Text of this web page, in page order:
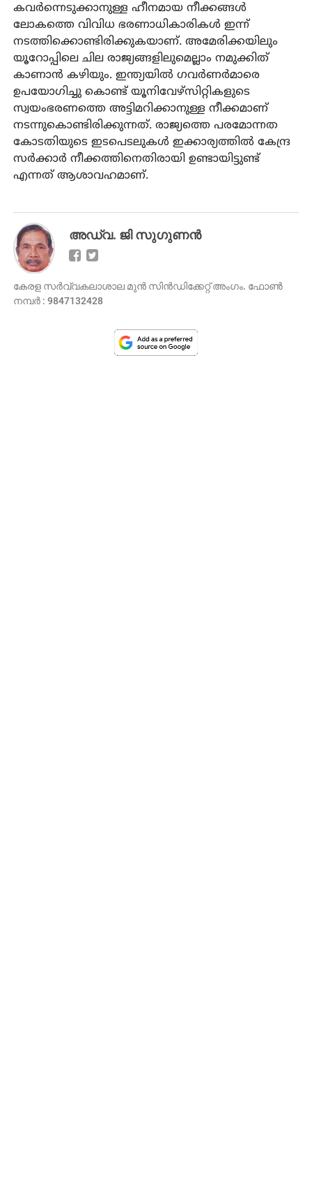
കവര്‍ന്നെടുക്കാനുള്ള ഹീനമായ നീക്കങ്ങള്‍
ലോകത്തെ വിവിധ ഭരണാധികാരികള്‍ ഇന്ന്
നടത്തിക്കൊണ്ടിരിക്കുകയാണ്. അമേരിക്കയിലും
യൂറോപ്പിലെ ചില രാജ്യങ്ങളിലുമെല്ലാം നമുക്കിത്
കാണാന്‍ കഴിയും. ഇന്ത്യയില്‍ ഗവര്‍ണര്‍മാരെ
ഉപയോഗിച്ചു കൊണ്ട് യൂനിവേഴ്‌സിറ്റികളുടെ
സ്വയംഭരണത്തെ അട്ടിമറിക്കാനുള്ള നീക്കമാണ്
നടന്നുകൊണ്ടിരിക്കുന്നത്. രാജ്യത്തെ പരമോന്നത
കോടതിയുടെ ഇടപെടലുകള്‍ ഇക്കാര്യത്തില്‍ കേന്ദ്ര
സര്‍ക്കാര്‍ നീക്കത്തിനെതിരായി ഉണ്ടായിട്ടുണ്ട്
എന്നത് ആശാവഹമാണ്.
അഡ്വ. ജി സുഗുണന്‍
കേരള സർവ്വകലാശാല മുൻ സിൻഡിക്കേറ്റ് അംഗം. ഫോൺ
നമ്പർ : 9847132428